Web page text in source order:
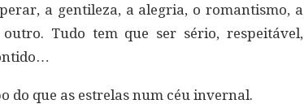
a gentileza, a alegria, o romantismo, a
Tudo tem que ser sério, respeitável,
do que as estrelas num céu invernal.